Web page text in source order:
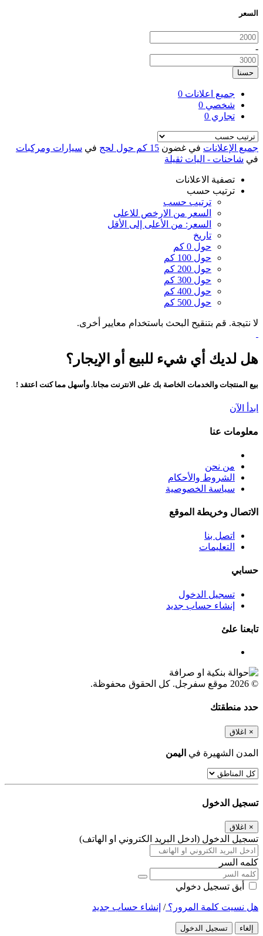
السعر
-
حسنا
جميع اعلانات 0
شخصي 0
تجاري 0
جميع الإعلانات في غضون 15 كم حول لحج في سيارات ومركبات
في شاحنات - اليات ثقيلة
تصفية الاعلانات
ترتيب حسب
ترتيب حسب
السعر من الارخص للاعلى
السعر: من الأعلى إلى الأقل
تاريخ
حول 0 كم
حول 100 كم
حول 200 كم
حول 300 كم
حول 400 كم
حول 500 كم
لا نتيجة. قم بتنقيح البحث باستخدام معايير أخرى.
هل لديك أي شيء للبيع أو الإيجار؟
بيع المنتجات والخدمات الخاصة بك على الانترنت مجانا. وأسهل مما كنت اعتقد !
ابدأ الآن
معلومات عنا
من نحن
الشروط والأحكام
سياسة الخصوصية
الاتصال وخريطة الموقع
اتصل بنا
التعليمات
حسابي
تسجيل الدخول
إنشاء حساب جديد
تابعنا علئ
© 2026 موقع سفرجل. كل الحقوق محفوظة.
حدد منطقتك
× اغلاق
المدن الشهيرة في اليمن
تسجيل الدخول
× اغلاق
تسجيل الدخول (ادخل البريد الكتروني او الهاتف)
كلمه السر
أبق تسجيل دخولي
هل نسيت كلمة المرور؟/ إنشاء حساب جديد
إلغاء تسجيل الدخول